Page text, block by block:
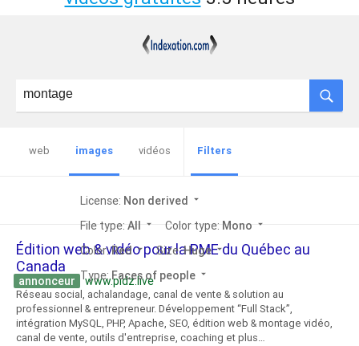
web images vidéos Filters
License: Non derived arrow_drop_down
File type: All arrow_drop_down Color type: Mono arrow_drop_down
Color:Red arrow_drop_down Size:Huge arrow_drop_down
Type:Faces of people arrow_drop_down
Édition web & vidéo pour la PME du Québec au
Canada
annonceur www.pidz.live
Réseau social, achalandage, canal de vente & solution au
professionnel & entrepreneur. Développement “Full Stack”,
intégration MySQL, PHP, Apache, SEO, édition web & montage vidéo,
canal de vente, outils d'entreprise, coaching et plus…